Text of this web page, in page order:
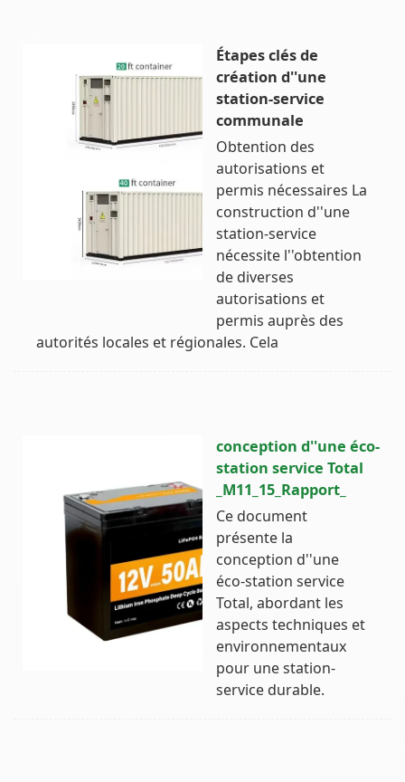
Étapes clés de
création d''une
station-service
communale
Obtention des
autorisations et
permis nécessaires La
construction d''une
station-service
nécessite l''obtention
de diverses
autorisations et
permis auprès des
autorités locales et régionales. Cela
conception d''une éco-
station service Total
_M11_15_Rapport_
Ce document
présente la
conception d''une
éco-station service
Total, abordant les
aspects techniques et
environnementaux
pour une station-
service durable.